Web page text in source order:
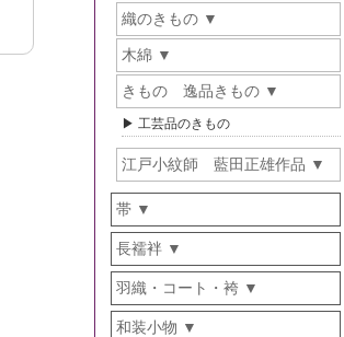
織のきもの
木綿
きもの 逸品きもの
工芸品のきもの
江戸小紋師 藍田正雄作品
帯
長襦袢
羽織・コート・袴
和装小物